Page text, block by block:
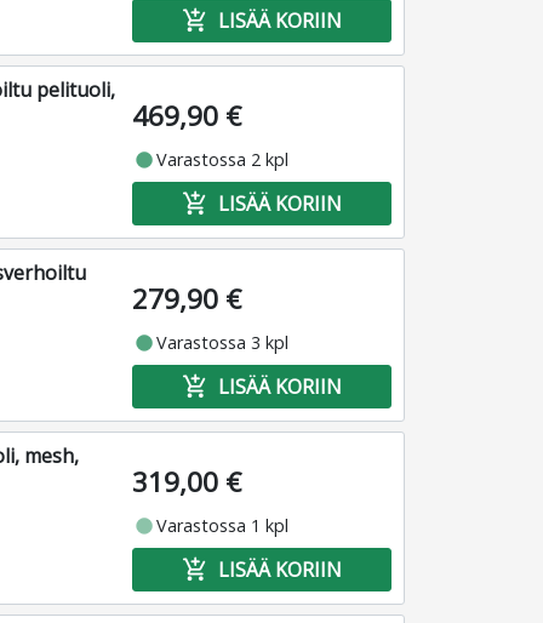
add_shopping_cart LISÄÄ KORIIN
pelituoli,
469,90 €
fiber_manual_recordVarastossa 2 kpl
add_shopping_cart LISÄÄ KORIIN
279,90 €
fiber_manual_recordVarastossa 3 kpl
add_shopping_cart LISÄÄ KORIIN
mesh,
319,00 €
fiber_manual_recordVarastossa 1 kpl
add_shopping_cart LISÄÄ KORIIN